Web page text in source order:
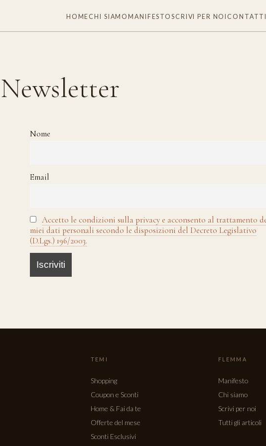
HOME CHI SIAMOMANIFESTOSCRIVI PER NOI CONTATTI
Newsletter
Nome
Email
Accetto le condizioni sulla privacy e acconsento al trattamento
miei dati personali secondo le disposizioni del Decreto Legislativo
(D.Lgs.) 196/2003.
TEMI
Shopping
Coupon e Sconti
Home & Fai da te
Offerte del mese
Sconti Esclusivi
FLEMMA
Manifesto
Chi siamo
Scrivi per noi
Tutti gli articoli